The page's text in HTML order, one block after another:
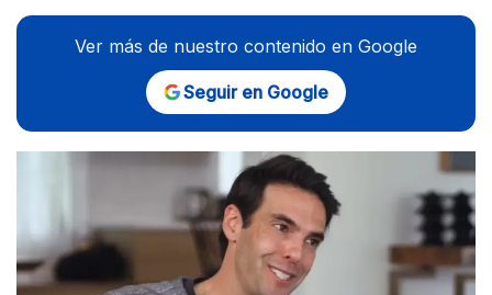
Ver más de nuestro contenido en Google
Seguir en Google